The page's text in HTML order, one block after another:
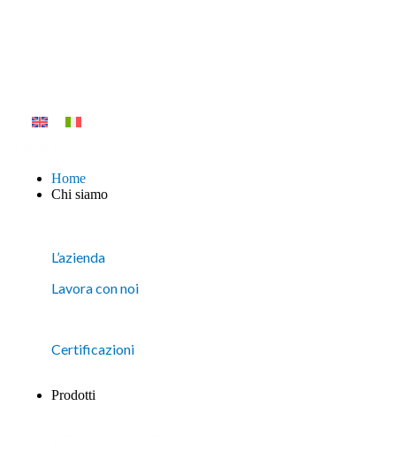
Home
Chi siamo
L’azienda
Lavora con noi
Certificazioni
Prodotti